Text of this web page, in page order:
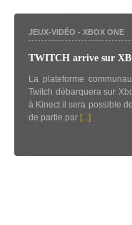
JEUX-VIDÉO - XBOX ONE
TWITCH arrive sur
La plateforme
Twitch débarquera sur
à Kinect il sera possible
de partie par [...]